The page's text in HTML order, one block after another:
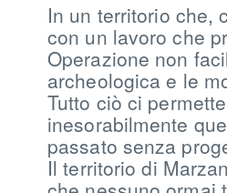
In un territorio che,
con un lavoro che
Operazione non
archeologica e le
Tutto ciò ci
inesorabilmente
passato senza
Il territorio di